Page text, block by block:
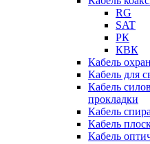
RG
SAT
РК
КВК
Кабель
Кабель для
Кабель
прокладки
Кабель
Кабель
Кабель